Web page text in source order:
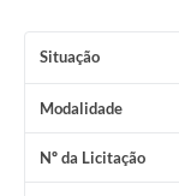
Situação
Modalidade
Nº da Licitação